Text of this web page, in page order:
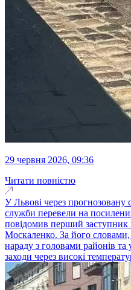
29 червня 2026, 09:36
Читати повністю
У Львові через прогнозовану
служби перевели на
повідомив перший заступник
Москаленко. За його
нараду з головами районів
заходи через високі